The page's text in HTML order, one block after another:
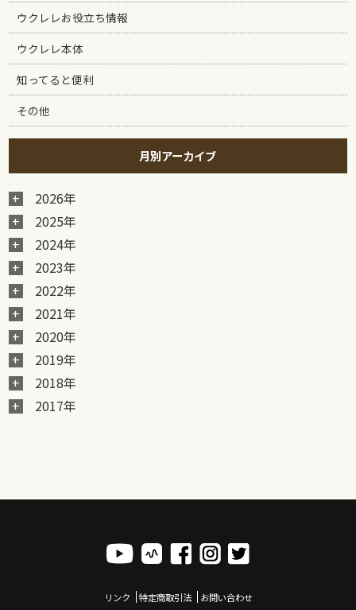
ウクレレお役立ち情報
ウクレレ本体
知ってると便利
その他
月別アーカイブ
2026年
2025年
2024年
2023年
2022年
2021年
2020年
2019年
2018年
2017年
リンク 特定商取引法 お問い合わせ